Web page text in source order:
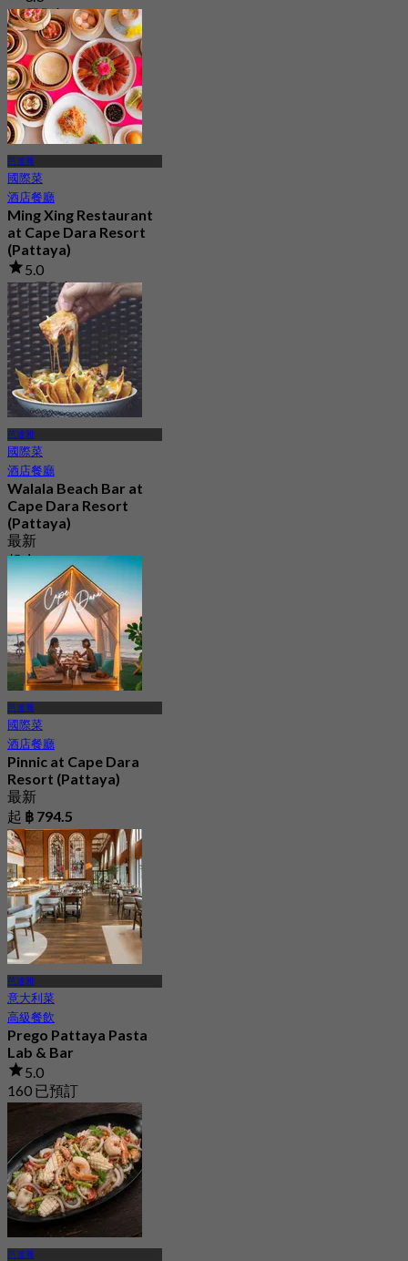
75 已預訂
起฿ 397.25
芭達雅
國際菜
酒店餐廳
Ming Xing Restaurant
at Cape Dara Resort
(Pattaya)
5.0
158 已預訂
起฿ 396.66
芭達雅
國際菜
酒店餐廳
Walala Beach Bar at
Cape Dara Resort
(Pattaya)
最新
起฿ 595
芭達雅
國際菜
酒店餐廳
Pinnic at Cape Dara
Resort (Pattaya)
最新
起 ฿ 794.5
芭達雅
意大利菜
高級餐飲
Prego Pattaya Pasta
Lab & Bar
5.0
160 已預訂
起
฿ 830
芭達雅